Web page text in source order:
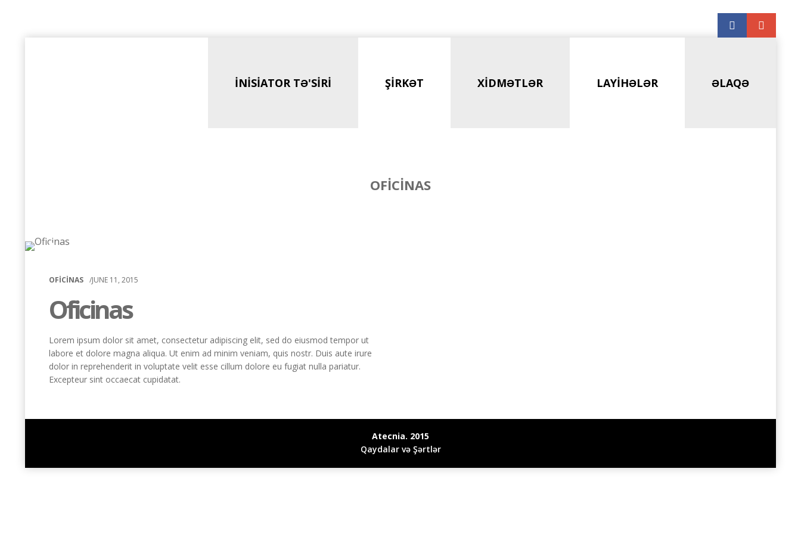
INISIATOR TƏ'SIRI ŞIRKƏT XIDMƏTLƏR LAYIHƏLƏR ƏLAQƏ
OFICINAS
OFICINAS /JUNE 11, 2015
Oficinas
Lorem ipsum dolor sit amet, consectetur adipiscing elit, sed do eiusmod tempor ut
labore et dolore magna aliqua. Ut enim ad minim veniam, quis nostr. Duis aute irure
dolor in reprehenderit in voluptate velit esse cillum dolore eu fugiat nulla pariatur.
Excepteur sint occaecat cupidatat.
Atecnia. 2015
Qaydalar və Şərtlər